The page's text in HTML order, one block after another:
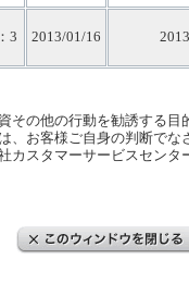
3
2013/01/16
その他の行動を勧誘する
、お客様ご自身の判断で
カスタマーサービスセン